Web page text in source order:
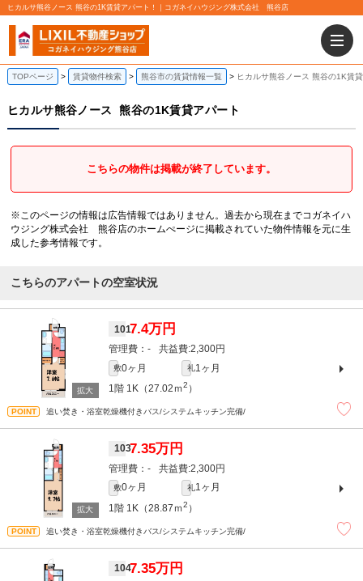
ヒカルサ熊谷ノース 熊谷の1K賃貸アパート！｜コガネイハウジング株式会社 熊谷店
TOPページ 賃貸物件検索 熊谷市の賃貸情報一覧 ヒカルサ熊谷ノース 熊谷の1K賃
ヒカルサ熊谷ノース 熊谷の1K賃貸アパート
こちらの物件は掲載が終了しています。
※このページの情報は広告情報ではありません。過去から現在までコガネイハ
ウジング株式会社 熊谷店のホームぺージに掲載されていた物件情報を元に生
成した参考情報です。
こちらのアパートの空室状況
1017.4万円
- 2,300円
敷0ヶ月 礼1ヶ月
1階 1K（27.02ｍ2 ）
追い焚き・浴室乾燥機付きバス/システムキッチン完備/
1037.35万円
- 2,300円
敷0ヶ月 礼1ヶ月
1階 1K（28.87ｍ2 ）
追い焚き・浴室乾燥機付きバス/システムキッチン完備/
1047.35万円